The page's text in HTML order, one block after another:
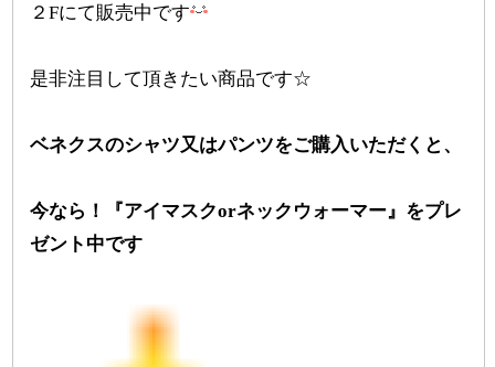
２Fにて販売中です
是非注目して頂きたい商品です☆
ベネクスのシャツ又はパンツをご購入いただくと、
今なら！『アイマスクorネックウォーマー』をプレ
ゼント中です